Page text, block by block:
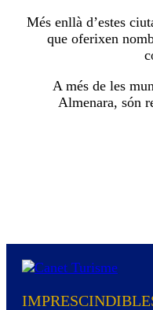
Més enllà d’estes
que oferixen
A més de les
Almenara, són